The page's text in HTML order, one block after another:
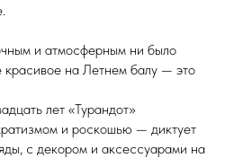
и атмосферным ни было
на Летнем балу — это
лет «Турандот»
и роскошью — диктует
с декором и аксессуарами на